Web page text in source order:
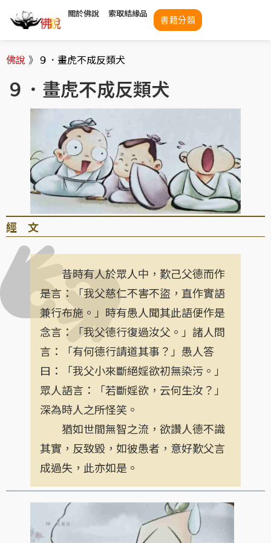
關於佛說 索取結緣品
書籍分類
佛說 》 ９．畫虎不成反類犬
９．畫虎不成反類犬
經 文
昔時有人於眾人中，歎己父德而作
是言：「我父慈仁不害不盜，直作實語
兼行布施。」時有愚人聞其此語便作是
念言：「我父德行復過汝父。」諸人問
言：「有何德行請道其事？」愚人答
曰：「我父小來斷絕婬欲初無染污。」
眾人語言：「若斷婬欲，云何生汝？」
深為時人之所怪笑。
猶如世間無智之流，欲讚人德不識
其實，反致毀，如彼愚者，意好歎父言
成過失，此亦如是。